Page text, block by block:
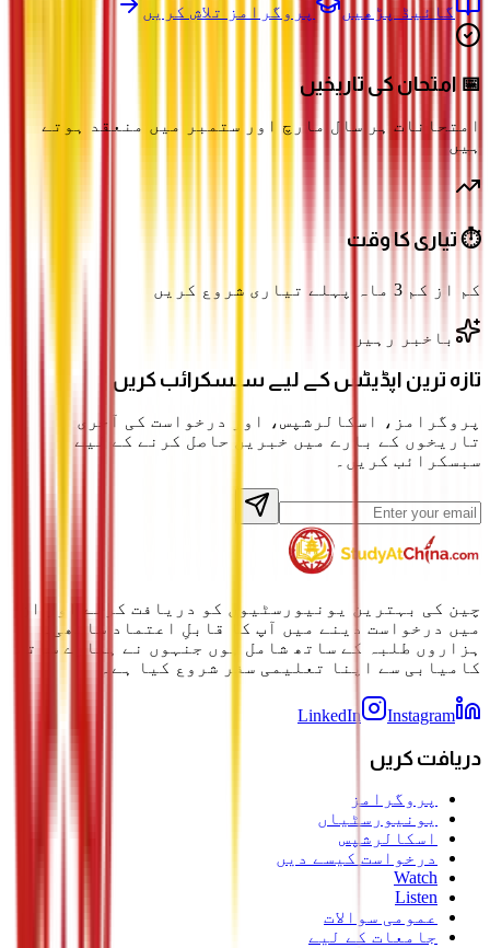
گائیڈ پڑھیں پروگرامز تلاش کریں
📅 امتحان کی تاریخیں
امتحانات ہر سال مارچ اور ستمبر میں منعقد ہوتے
ہیں
⏱️ تیاری کا وقت
کم از کم 3 ماہ پہلے تیاری شروع کریں
باخبر رہیں
تازہ ترین اپڈیٹس کے لیے سبسکرائب کریں
پروگرامز، اسکالرشپس، اور درخواست کی آخری
تاریخوں کے بارے میں خبریں حاصل کرنے کے لیے
سبسکرائب کریں۔
چین کی بہترین یونیورسٹیوں کو دریافت کرنے اور ان
میں درخواست دینے میں آپ کا قابلِ اعتماد ساتھی۔
ہزاروں طلبہ کے ساتھ شامل ہوں جنہوں نے ہمارے ساتھ
کامیابی سے اپنا تعلیمی سفر شروع کیا ہے۔
LinkedIn Instagram
دریافت کریں
پروگرامز
یونیورسٹیاں
اسکالرشپس
درخواست کیسے دیں
Watch
Listen
عمومی سوالات
جامعات کے لیے